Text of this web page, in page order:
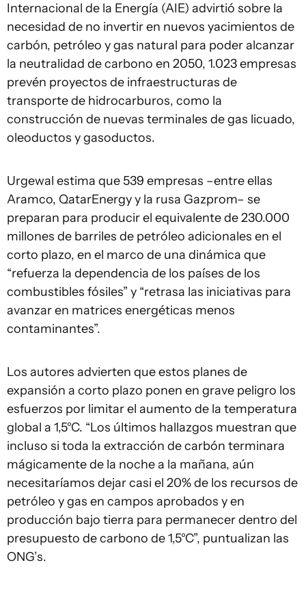
Internacional de la Energía (AIE) advirtió sobre la
necesidad de no invertir en nuevos yacimientos de
carbón, petróleo y gas natural para poder alcanzar
la neutralidad de carbono en 2050, 1.023 empresas
prevén proyectos de infraestructuras de
transporte de hidrocarburos, como la
construcción de nuevas terminales de gas licuado,
oleoductos y gasoductos.
Urgewal estima que 539 empresas –entre ellas
Aramco, QatarEnergy y la rusa Gazprom– se
preparan para producir el equivalente de 230.000
millones de barriles de petróleo adicionales en el
corto plazo, en el marco de una dinámica que
“refuerza la dependencia de los países de los
combustibles fósiles” y “retrasa las iniciativas para
avanzar en matrices energéticas menos
contaminantes”.
Los autores advierten que estos planes de
expansión a corto plazo ponen en grave peligro los
esfuerzos por limitar el aumento de la temperatura
global a 1,5°C. “Los últimos hallazgos muestran que
incluso si toda la extracción de carbón terminara
mágicamente de la noche a la mañana, aún
necesitaríamos dejar casi el 20% de los recursos de
petróleo y gas en campos aprobados y en
producción bajo tierra para permanecer dentro del
presupuesto de carbono de 1,5°C”, puntualizan las
ONG’s.